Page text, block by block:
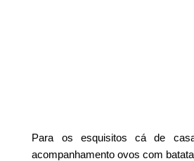
Para os esquisitos cá de
acompanhamento ovos com